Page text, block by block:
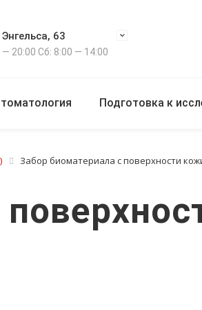
63
20:00 Сб: 8:00 — 14:00
Подготовка к
Забор биоматериала с поверхности